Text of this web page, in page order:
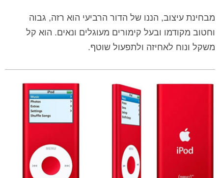
מבחינת עיצוב, הננו של הדור הרביעי הוא רזה, גבוה
וחטוב מקודמו ובעל קימורים מעוגלים ונאים. הוא קל
משקל ונוח לאחיזה ולתפעול שוטף.